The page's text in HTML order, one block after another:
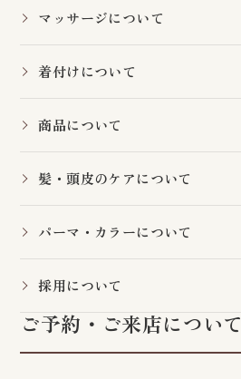
マッサージについて
着付けについて
商品について
髪・頭皮のケアについて
パーマ・カラーについて
採用について
ご予約・ご来店について